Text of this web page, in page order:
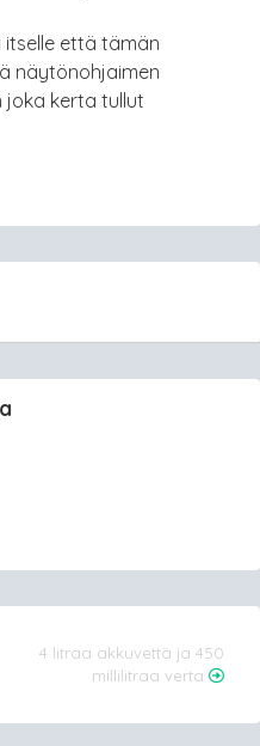
että tämän
näytönohjaimen
joka kerta tullut
4 litraa akkuvettä ja 450
millilitraa verta